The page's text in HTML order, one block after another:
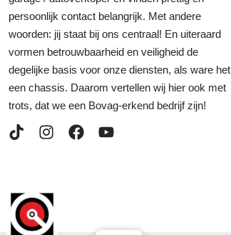
persoonlijk contact belangrijk. Met andere
woorden: jij staat bij ons centraal! En uiteraard
vormen betrouwbaarheid en veiligheid de
degelijke basis voor onze diensten, als ware het
een chassis. Daarom vertellen wij hier ook met
trots, dat we een Bovag-erkend bedrijf zijn!